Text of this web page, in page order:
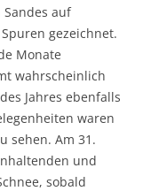
auf
gezeichnet.
Monate
wahrscheinlich
Jahres ebenfalls
waren
sehen. Am 31.
und
sobald